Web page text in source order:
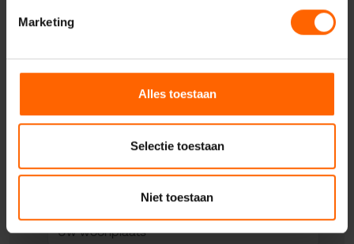
Marketing
Alles toestaan
Selectie toestaan
Niet toestaan
Uw e-mailadres*